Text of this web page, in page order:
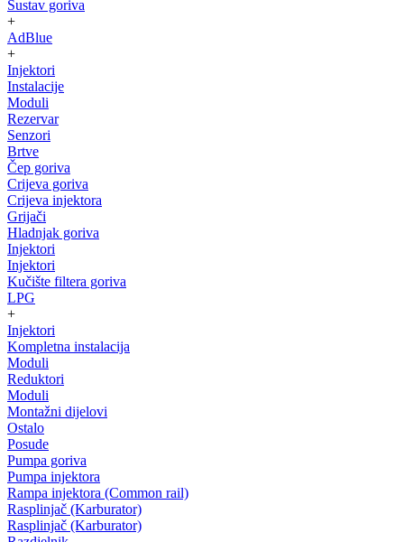
Sustav goriva
+
AdBlue
+
Injektori
Instalacije
Moduli
Rezervar
Senzori
Brtve
Čep goriva
Crijeva goriva
Crijeva injektora
Grijači
Hladnjak goriva
Injektori
Injektori
Kučište filtera goriva
LPG
+
Injektori
Kompletna instalacija
Moduli
Reduktori
Moduli
Montažni dijelovi
Ostalo
Posude
Pumpa goriva
Pumpa injektora
Rampa injektora (Common rail)
Rasplinjač (Karburator)
Rasplinjač (Karburator)